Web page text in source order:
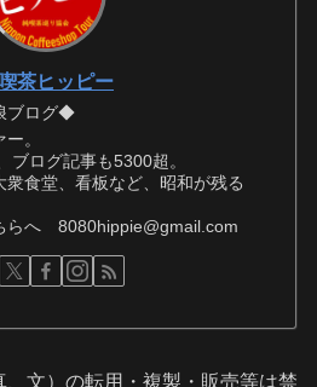
茶ヒッピー
ブログ◆
。
ブログ記事も5300超。
食堂、看板など、昭和が残る
らへ 8080hippie@gmail.com
文）の転用・複製・販売等は禁